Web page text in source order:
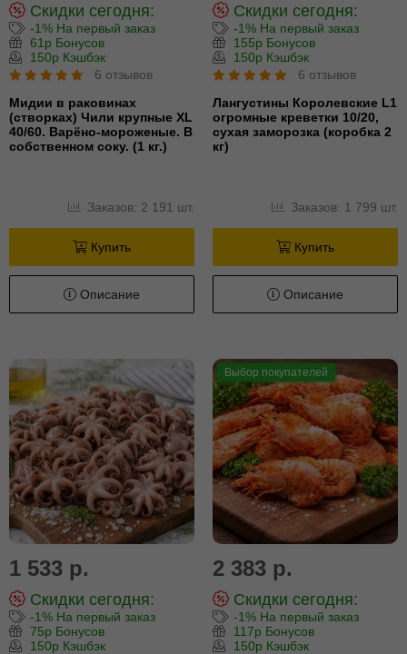
Скидки сегодня:
-1% На первый заказ
61р Бонусов
150р Кэшбэк
6 отзывов
Мидии в раковинах
(створках) Чили крупные XL
40/60. Варёно-мороженые. В
собственном соку. (1 кг.)
Заказов: 2 191 шт.
Купить
Описание
Скидки сегодня:
-1% На первый заказ
155р Бонусов
150р Кэшбэк
6 отзывов
Лангустины Королевские L1
огромные креветки 10/20,
сухая заморозка (коробка 2
кг)
Заказов: 1 799 шт.
Купить
Описание
1 533 р.
Скидки сегодня:
-1% На первый заказ
75р Бонусов
150р Кэшбэк
Выбор покупателей
2 383 р.
Скидки сегодня:
-1% На первый заказ
117р Бонусов
150р Кэшбэк